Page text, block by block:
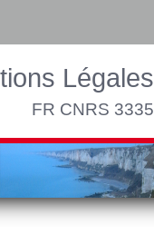
Légales
FR CNRS 3335